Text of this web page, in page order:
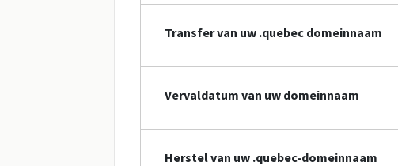
Transfer van uw .quebec domeinnaam
Vervaldatum van uw domeinnaam
Herstel van uw .quebec-domeinnaam